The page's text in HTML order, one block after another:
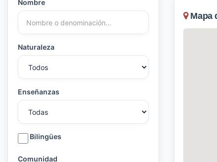
Nombre
Naturaleza
Enseñanzas
Bilingües
Comunidad
Mapa